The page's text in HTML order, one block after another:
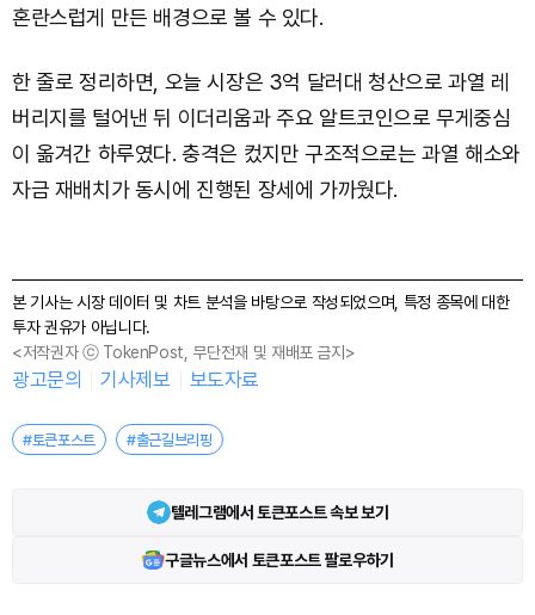
혼란스럽게 만든 배경으로 볼 수 있다.
한 줄로 정리하면, 오늘 시장은 3억 달러대 청산으로 과열 레
버리지를 털어낸 뒤 이더리움과 주요 알트코인으로 무게중심
이 옮겨간 하루였다. 충격은 컸지만 구조적으로는 과열 해소와
자금 재배치가 동시에 진행된 장세에 가까웠다.
본 기사는 시장 데이터 및 차트 분석을 바탕으로 작성되었으며, 특정 종목에 대한
투자 권유가 아닙니다.
<저작권자 ⓒ TokenPost, 무단전재 및 재배포 금지>
광고문의 기사제보 보도자료
#토큰포스트 #출근길브리핑
텔레그램에서 토큰포스트 속보 보기
구글뉴스에서 토큰포스트 팔로우하기